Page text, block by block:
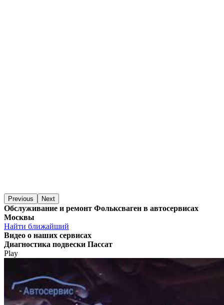
Previous Next
Обслуживание и ремонт Фольксваген в автосервисах
Москвы
Найти ближайший
Видео о наших сервисах
Диагностика подвески Пассат
Play